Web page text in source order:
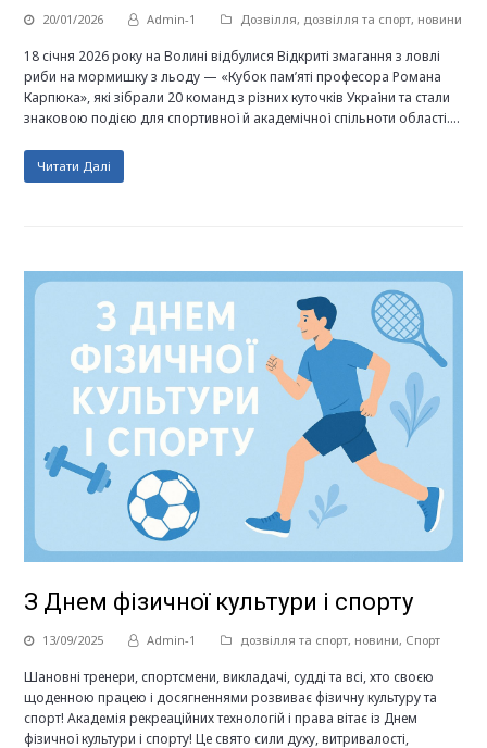
20/01/2026 Admin-1 Дозвілля, дозвілля та спорт, новини
18 січня 2026 року на Волині відбулися Відкриті змагання з ловлі
риби на мормишку з льоду — «Кубок пам’яті професора Романа
Карпюка», які зібрали 20 команд з різних куточків України та стали
знаковою подією для спортивної й академічної спільноти області.…
Читати Далі
З Днем фізичної культури і спорту
13/09/2025 Admin-1 дозвілля та спорт, новини, Спорт
Шановні тренери, спортсмени, викладачі, судді та всі, хто своєю
щоденною працею і досягненнями розвиває фізичну культуру та
спорт! Академія рекреаційних технологій і права вітає із Днем
фізичної культури і спорту! Це свято сили духу, витривалості,